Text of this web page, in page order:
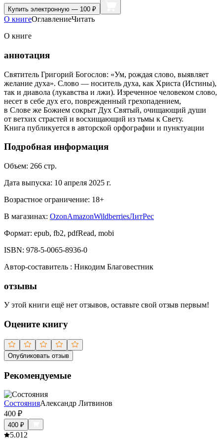
Купить электронную — 100 ₽
О книгеОглавлениеЧитать
О книге
аннотация
Святитель Григорий Богослов: «Ум, рождая слово, выявляет
желание духа». Слово — носитель духа, как Христа (Истины),
так и диавола (лукавства и лжи). Изреченное человеком слово,
несет в себе дух его, поврежденный грехопадением,
в Слове же Божием сокрыт Дух Святый, очищающий души
от ветхих страстей и восхищающий из тьмы к Свету.
Книга публикуется в авторской орфографии и пунктуации
Подробная информация
Объем: 266 стр.
Дата выпуска: 10 апреля 2025 г.
Возрастное ограничение: 18+
В магазинах: OzonAmazonWildberriesЛитРес
Формат: epub, fb2, pdfRead, mobi
ISBN: 978-5-0065-8936-0
Автор-составитель : Никодим Благовестник
отзывы
У этой книги ещё нет отзывов, оставьте свой отзыв первым!
Оцените книгу
Опубликовать отзыв
Рекомендуемые
СостоянияАлександр Литвинов
400 ₽
400 ₽
5.012